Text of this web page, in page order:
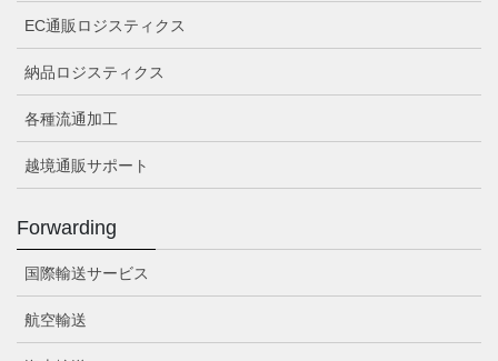
EC通販ロジスティクス
納品ロジスティクス
各種流通加工
越境通販サポート
Forwarding
国際輸送サービス
航空輸送